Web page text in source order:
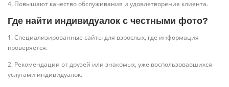
4. Повышают качество обслуживания и удовлетворение клиента.
Где найти индивидуалок с честными фото?
1. Специализированные сайты для взрослых, где информация
проверяется.
2. Рекомендации от друзей или знакомых, уже воспользовавшихся
услугами индивидуалок.